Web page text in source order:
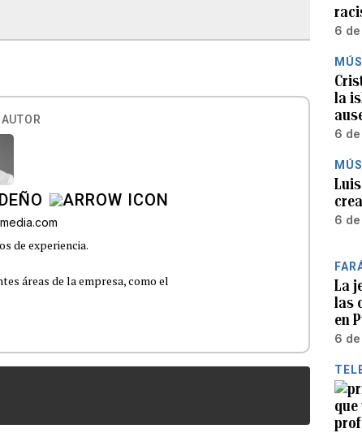
de experiencia.
áreas de la empresa, como el
6
la
6 de
6
La
las
en
6
que